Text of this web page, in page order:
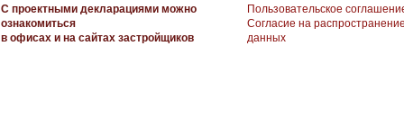
С проектными декларациями можно
ознакомиться
в офисах и на сайтах застройщиков
Пользовательское
Согласие на
данных